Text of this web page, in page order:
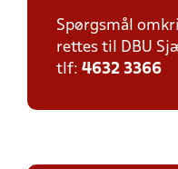
Spørgsmål
rettes til DBU
tlf: 4632 3366